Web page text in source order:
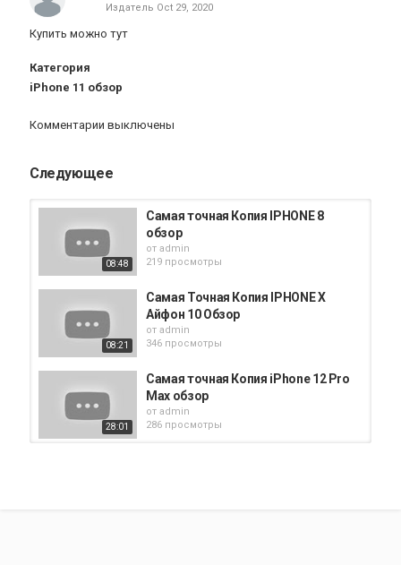
Издатель Oct 29, 2020
Купить можно тут
Категория
iPhone 11 обзор
Комментарии выключены
Следующее
08:48
Самая точная Копия IPHONE 8
обзор
от admin
219 просмотры
08:21
Самая Точная Копия IPHONE X
Айфон 10 Обзор
от admin
346 просмотры
28:01
Самая точная Копия iPhone 12 Pro
Max обзор
от admin
286 просмотры